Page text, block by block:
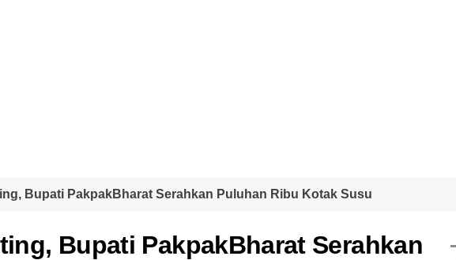
Bupati PakpakBharat Serahkan Puluhan Ribu Kotak Susu
Bupati PakpakBharat Serahkan